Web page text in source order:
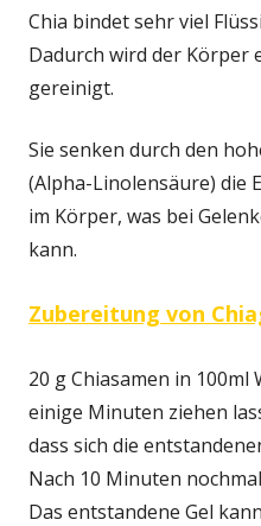
Chia bindet sehr viel
Dadurch wird der Körper
gereinigt.
Sie senken durch den
(Alpha-Linolensäure) die
im Körper, was bei
kann.
Zubereitung von
20 g Chiasamen in
einige Minuten ziehen
dass sich die
Nach 10 Minuten
Das entstandene Gel